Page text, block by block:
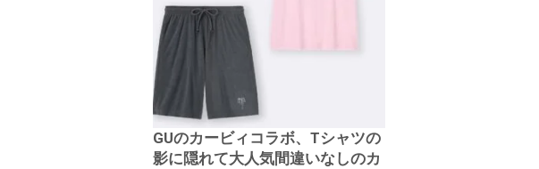
GUのカービィコラボ、Tシャツの
影に隠れて大人気間違いなしのカ